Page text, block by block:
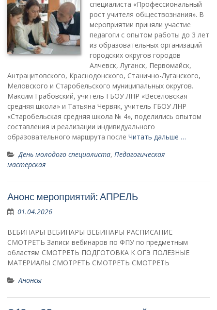
специалиста «Профессиональный
рост учителя обществознания». В
мероприятии приняли участие
педагоги с опытом работы до 3 лет
из образовательных организаций
городских округов городов
Алчевск, Луганск, Первомайск,
Антрацитовского, Краснодонского, Станично-Луганского,
Меловского и Старобельского муниципальных округов.
Максим Грабовский, учитель ГБОУ ЛНР «Веселовская
средняя школа» и Татьяна Червяк, учитель ГБОУ ЛНР
«Старобельская средняя школа № 4», поделились опытом
составления и реализации индивидуального
образовательного маршрута после Читать дальше …
День молодого специалиста, Педагогическая
мастерская
Анонс мероприятий: АПРЕЛЬ
01.04.2026
ВЕБИНАРЫ ВЕБИНАРЫ ВЕБИНАРЫ РАСПИСАНИЕ
СМОТРЕТЬ Записи вебинаров по ФПУ по предметным
областям СМОТРЕТЬ ПОДГОТОВКА К ОГЭ ПОЛЕЗНЫЕ
МАТЕРИАЛЫ СМОТРЕТЬ СМОТРЕТЬ СМОТРЕТЬ
Анонсы